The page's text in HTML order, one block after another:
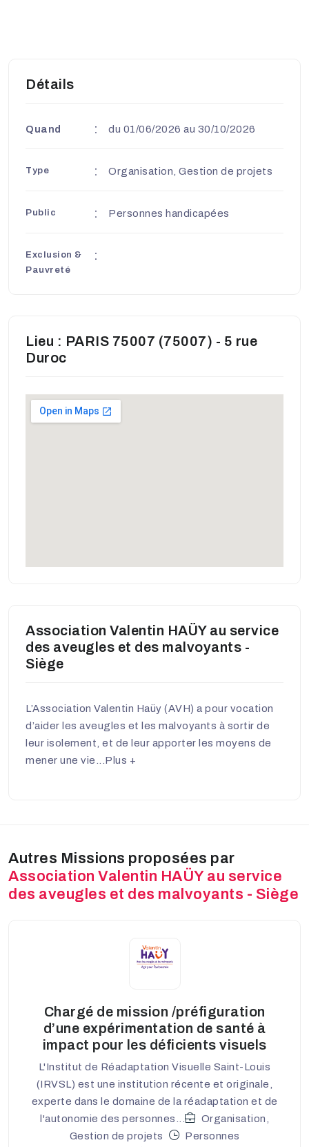
Détails
Quand du 01/06/2026 au 30/10/2026
Type Organisation, Gestion de projets
Public Personnes handicapées
Exclusion &
Pauvreté
Lieu : PARIS 75007 (75007) - 5 rue
Duroc
Association Valentin HAÜY au service
des aveugles et des malvoyants -
Siège
L’Association Valentin Haüy (AVH) a pour vocation
d’aider les aveugles et les malvoyants à sortir de
leur isolement, et de leur apporter les moyens de
mener une vie... Plus +
Autres Missions proposées par
Association Valentin HAÜY au service
des aveugles et des malvoyants - Siège
Chargé de mission /préfiguration
d’une expérimentation de santé à
impact pour les déficients visuels
L'Institut de Réadaptation Visuelle Saint-Louis
(IRVSL) est une institution récente et originale,
experte dans le domaine de la réadaptation et de
l'autonomie des personnes...
Organisation,
Gestion de projets
Personnes